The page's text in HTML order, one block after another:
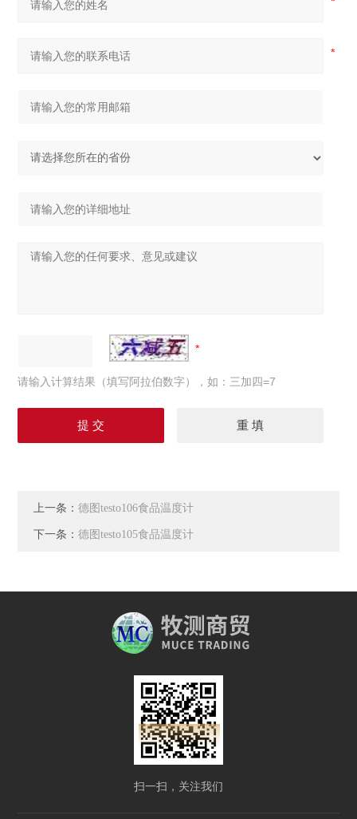
请输入计算结果（填写阿拉伯数字），如：三加四=7
上一条：德图testo106食品温度计
下一条：德图testo105食品温度计
扫一扫，关注我们